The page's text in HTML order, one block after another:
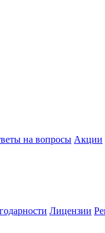
на вопросы Акции
Лицензии